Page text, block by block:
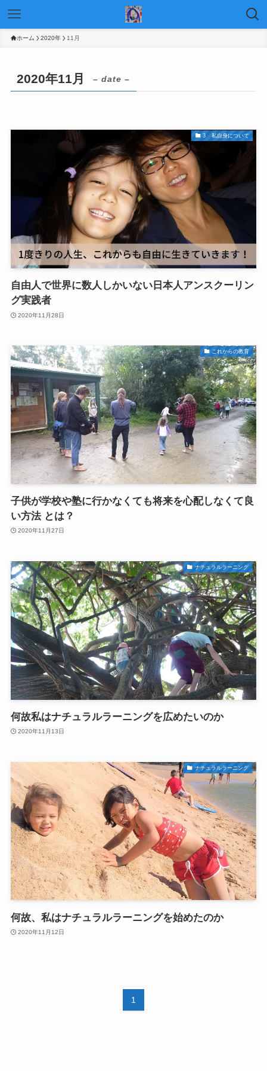
ホーム 2020年 11月
2020年11月 – date –
3 私自身について
自由人で世界に数人しかいない日本人アンスクーリン
グ実践者
2020年11月28日
これからの教育
子供が学校や塾に行かなくても将来を心配しなくて良
い方法 とは？
2020年11月27日
ナチュラルラーニング
何故私はナチュラルラーニングを広めたいのか
2020年11月13日
ナチュラルラーニング
何故、私はナチュラルラーニングを始めたのか
2020年11月12日
1